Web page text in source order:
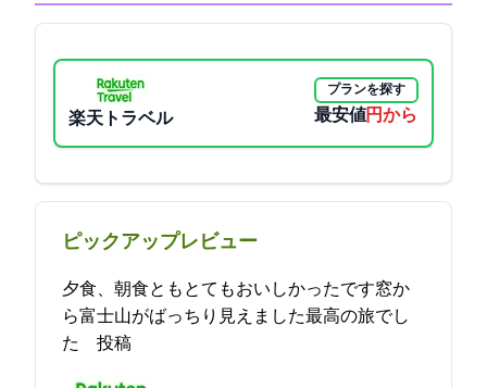
楽天トラベル
プランを探す
最安値7410円から
ピックアップレビュー
夕食、朝食ともとてもおいしかったです窓か
ら富士山がばっちり見えました最高の旅でし
た 2023-05-17 16:54:18投稿